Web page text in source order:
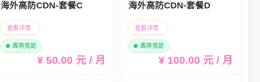
海外高防CDN-套餐C
查看详情
库存充足
¥ 50.00 元 / 月
海外高防CDN-套餐D
查看详情
库存充足
¥ 100.00 元 / 月